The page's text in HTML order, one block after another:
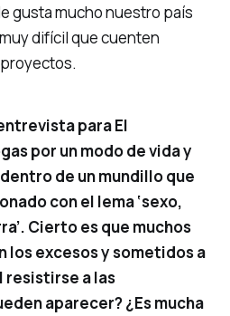
gusta mucho nuestro país
difícil que cuenten
para El
por un modo de vida y
de un mundillo que
con el lema ‘sexo,
Cierto es que muchos
los excesos y sometidos a
resistirse a las
aparecer? ¿Es mucha